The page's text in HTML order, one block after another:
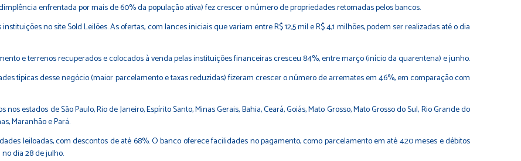
enfrentada por mais de 60% da população ativa) fez crescer o número de propriedades retomadas pelos bancos.
no site Sold Leilões. As ofertas, com lances iniciais que variam entre R$ 12,5 mil e R$ 4,1 milhões, podem ser realizadas até o dia
e terrenos recuperados e colocados à venda pelas instituições financeiras cresceu 84%, entre março (início da quarentena) e junho.
típicas desse negócio (maior parcelamento e taxas reduzidas) fizeram crescer o número de arremates em 46%, em comparação com
estados de São Paulo, Rio de Janeiro, Espírito Santo, Minas Gerais, Bahia, Ceará, Goiás, Mato Grosso, Mato Grosso do Sul, Rio Grande do
Maranhão e Pará.
leiloadas, com descontos de até 68%. O banco oferece facilidades no pagamento, como parcelamento em até 420 meses e débitos
dia 28 de julho.